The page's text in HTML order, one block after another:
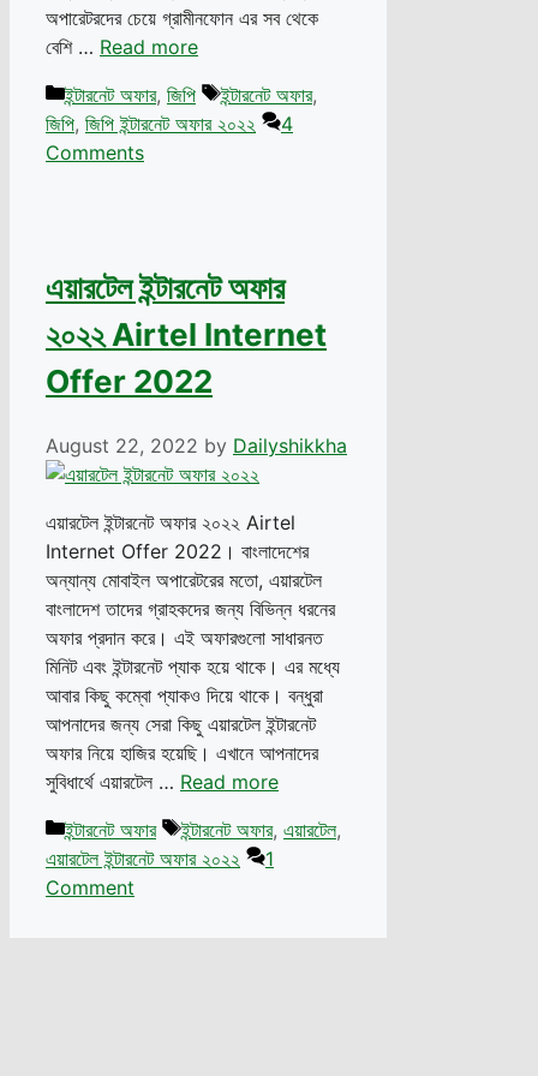
অপারেটরদের চেয়ে গ্রামীনফোন এর সব থেকে
বেশি … Read more
Categories
ইন্টারনেট অফার, জিপি Tags
ইন্টারনেট অফার,
জিপি, জিপি ইন্টারনেট অফার ২০২২
4
Comments
এয়ারটেল ইন্টারনেট অফার
২০২২ Airtel Internet
Offer 2022
August 22, 2022 by Dailyshikkha
এয়ারটেল ইন্টারনেট অফার ২০২২ Airtel
Internet Offer 2022। বাংলাদেশের
অন্যান্য মোবাইল অপারেটরের মতো, এয়ারটেল
বাংলাদেশ তাদের গ্রাহকদের জন্য বিভিন্ন ধরনের
অফার প্রদান করে। এই অফারগুলো সাধারনত
মিনিট এবং ইন্টারনেট প্যাক হয়ে থাকে। এর মধ্যে
আবার কিছু কম্বো প্যাকও দিয়ে থাকে। বন্ধুরা
আপনাদের জন্য সেরা কিছু এয়ারটেল ইন্টারনেট
অফার নিয়ে হাজির হয়েছি। এখানে আপনাদের
সুবিধার্থে এয়ারটেল … Read more
Categories
ইন্টারনেট অফার Tags
ইন্টারনেট অফার, এয়ারটেল,
এয়ারটেল ইন্টারনেট অফার ২০২২
1
Comment